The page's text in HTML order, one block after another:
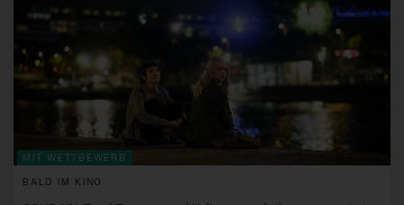
MIT WETTBEWERB
BALD IM KINO